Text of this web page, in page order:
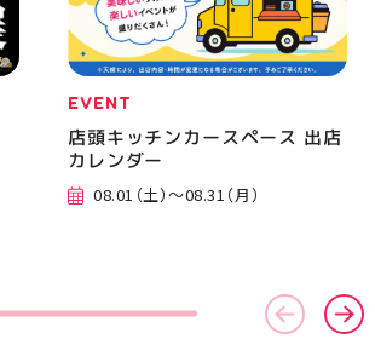
EVENT
店頭キッチンカースペース 出店
カレンダー
08.01（土）～08.31（月）